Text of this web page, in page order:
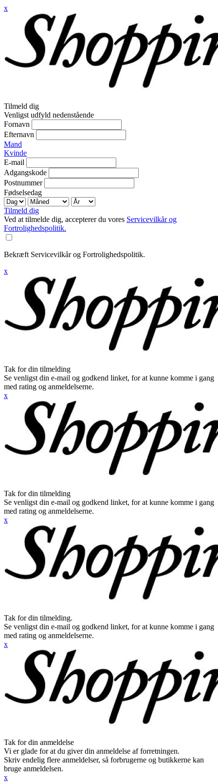
x
Tilmeld dig
Venligst udfyld nedenstående
Fornavn
Efternavn
Mand
Kvinde
E-mail
Adgangskode
Postnummer
Fødselsedag
Tilmeld dig
Ved at tilmelde dig, accepterer du vores Servicevilkår og
Fortrolighedspolitik.
Bekræft Servicevilkår og Fortrolighedspolitik.
x
Tak for din tilmelding
Se venligst din e-mail og godkend linket, for at kunne komme i gang
med rating og anmeldelserne.
x
Tak for din tilmelding
Se venligst din e-mail og godkend linket, for at kunne komme i gang
med rating og anmeldelserne.
x
Tak for din tilmelding.
Se venligst din e-mail og godkend linket, for at kunne komme i gang
med rating og anmeldelserne.
x
Tak for din anmeldelse
Vi er glade for at du giver din anmeldelse af forretningen.
Skriv endelig flere anmeldelser, så forbrugerne og butikkerne kan
bruge anmeldelsen.
x